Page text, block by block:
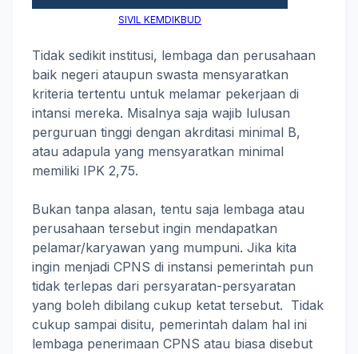
SIVIL KEMDIKBUD
Tidak sedikit institusi, lembaga dan perusahaan
baik negeri ataupun swasta mensyaratkan
kriteria tertentu untuk melamar pekerjaan di
intansi mereka. Misalnya saja wajib lulusan
perguruan tinggi dengan akrditasi minimal B,
atau adapula yang mensyaratkan minimal
memiliki IPK 2,75.
Bukan tanpa alasan, tentu saja lembaga atau
perusahaan tersebut ingin mendapatkan
pelamar/karyawan yang mumpuni. Jika kita
ingin menjadi CPNS di instansi pemerintah pun
tidak terlepas dari persyaratan-persyaratan
yang boleh dibilang cukup ketat tersebut. Tidak
cukup sampai disitu, pemerintah dalam hal ini
lembaga penerimaan CPNS atau biasa disebut